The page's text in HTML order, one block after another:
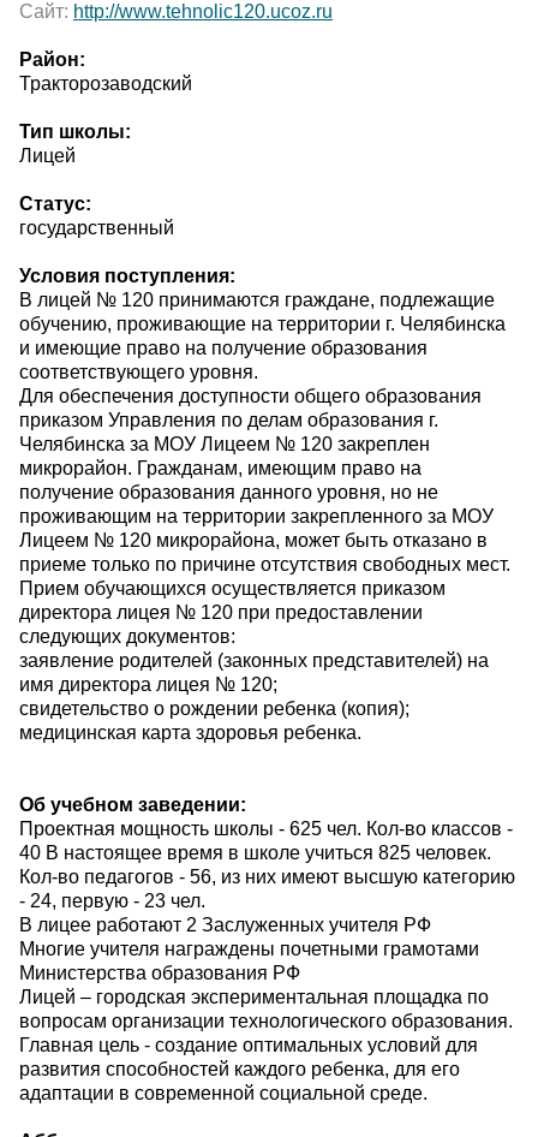
Сайт: http://www.tehnolic120.ucoz.ru
Район:
Тракторозаводский
Тип школы:
Лицей
Статус:
государственный
Условия поступления:
В лицей № 120 принимаются граждане, подлежащие
обучению, проживающие на территории г. Челябинска
и имеющие право на получение образования
соответствующего уровня.
Для обеспечения доступности общего образования
приказом Управления по делам образования г.
Челябинска за МОУ Лицеем № 120 закреплен
микрорайон. Гражданам, имеющим право на
получение образования данного уровня, но не
проживающим на территории закрепленного за МОУ
Лицеем № 120 микрорайона, может быть отказано в
приеме только по причине отсутствия свободных мест.
Прием обучающихся осуществляется приказом
директора лицея № 120 при предоставлении
следующих документов:
заявление родителей (законных представителей) на
имя директора лицея № 120;
свидетельство о рождении ребенка (копия);
медицинская карта здоровья ребенка.
Об учебном заведении:
Проектная мощность школы - 625 чел. Кол-во классов -
40 В настоящее время в школе учиться 825 человек.
Кол-во педагогов - 56, из них имеют высшую категорию
- 24, первую - 23 чел.
В лицее работают 2 Заслуженных учителя РФ
Многие учителя награждены почетными грамотами
Министерства образования РФ
Лицей – городская экспериментальная площадка по
вопросам организации технологического образования.
Главная цель - создание оптимальных условий для
развития способностей каждого ребенка, для его
адаптации в современной социальной среде.